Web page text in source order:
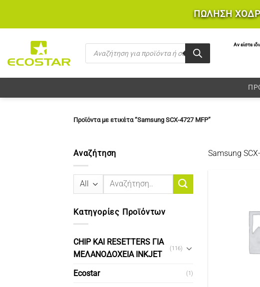
περιεχόμενο
ΠΩΛΗΣΗ
Products
search
Αν είστε
Προϊόντα με ετικέτα “Samsung SCX-4727 MFP”
Αναζήτηση
Αναζήτηση
Κατηγορίες Προϊόντων
CHIP ΚΑΙ RESETTERS ΓΙΑ
ΜΕΛΑΝΟΔΟΧΕΙΑ INKJET
(116)
Ecostar (1)
Samsung